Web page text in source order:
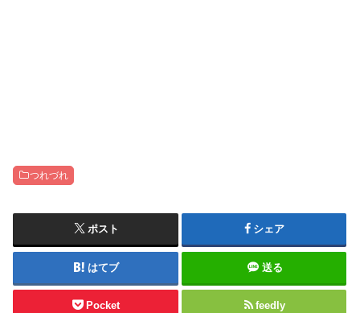
つれづれ
ポスト シェア
はてブ 送る
Pocket feedly